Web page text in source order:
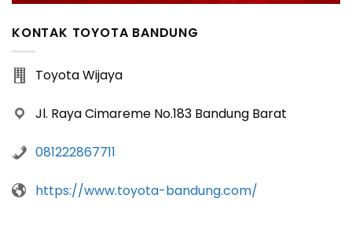
KONTAK TOYOTA BANDUNG
Toyota Wijaya
Jl. Raya Cimareme No.183 Bandung Barat
081222867711
https://www.toyota-bandung.com/